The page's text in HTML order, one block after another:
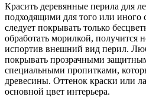
Красить деревянные перила для
подходящими для того или иного
следует покрывать только
обработать морилкой, получится
испортив внешний вид перил.
покрывать прозрачными
специальными пропитками,
древесины. Оттенок краски или
основной цвет интерьера.